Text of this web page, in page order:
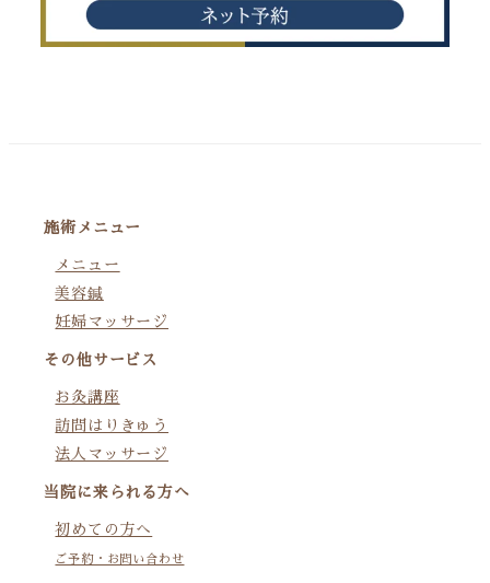
施術メニュー
メニュー
美容鍼
妊婦マッサージ
その他サービス
お灸講座
訪問はりきゅう
法人マッサージ
当院に来られる方へ
初めての方へ
ご予約・お問い合わせ